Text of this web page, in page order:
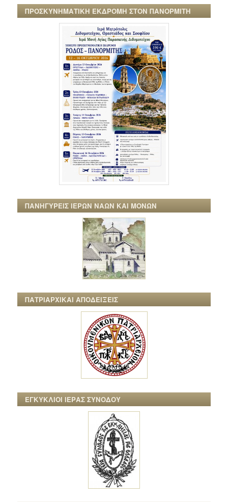
ΠΡΟΣΚΥΝΗΜΑΤΙΚΗ ΕΚΔΡΟΜΗ ΣΤΟΝ ΠΑΝΟΡΜΙΤΗ
ΠΑΝΗΓΥΡΕΙΣ ΙΕΡΩΝ ΝΑΩΝ ΚΑΙ ΜΟΝΩΝ
ΠΑΤΡΙΑΡΧΙΚΑΙ ΑΠΟΔΕΙΞΕΙΣ
ΕΓΚΥΚΛΙΟΙ ΙΕΡΑΣ ΣΥΝΟΔΟΥ